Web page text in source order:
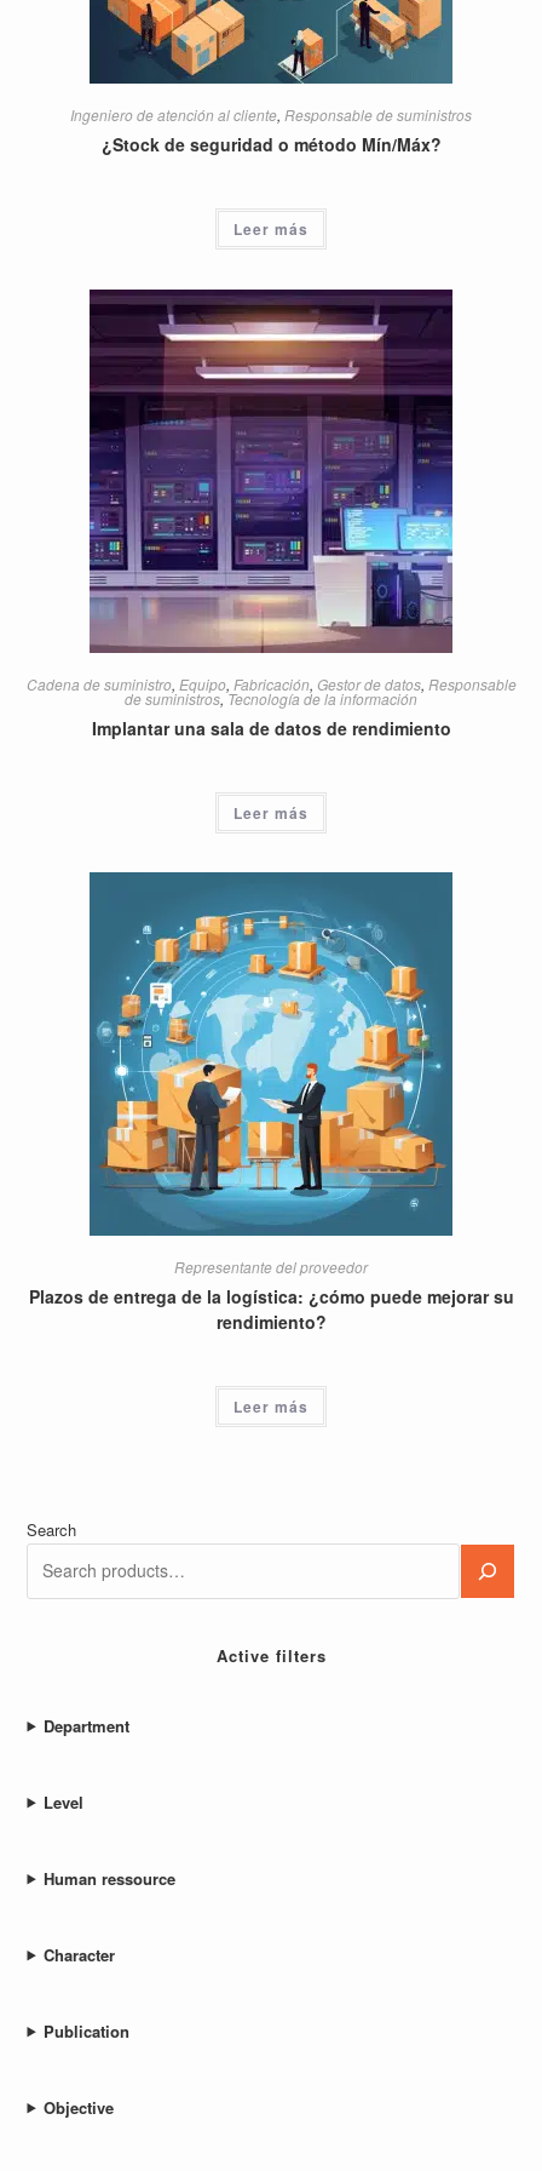
Ingeniero de atención al cliente, Responsable de suministros
¿Stock de seguridad o método Mín/Máx?
Leer más
Cadena de suministro, Equipo, Fabricación, Gestor de datos, Responsable
de suministros,Tecnología de la información
Implantar una sala de datos de rendimiento
Leer más
Representante del proveedor
Plazos de entrega de la logística: ¿cómo puede mejorar su
rendimiento?
Leer más
Search
Active filters
Department
Level
Human ressource
Character
Publication
Objective